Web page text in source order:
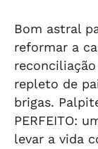
Bom astral
reformar a
repleto de
brigas.
PERFEITO:
levar a vida